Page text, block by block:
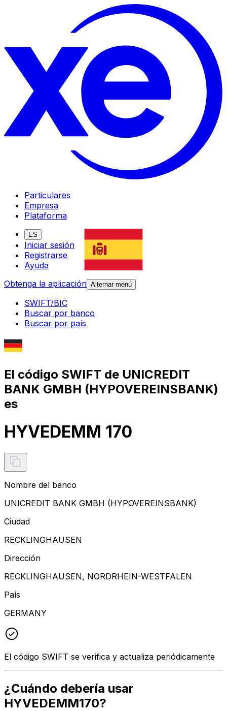
Particulares
Empresa
Plataforma
ES
Iniciar sesión
Registrarse
Ayuda
Obtenga la aplicación Alternar menú
SWIFT/BIC
Buscar por banco
Buscar por país
El código SWIFT de UNICREDIT
BANK GMBH (HYPOVEREINSBANK)
es
HYVEDEMM 170
Nombre del banco
UNICREDIT BANK GMBH (HYPOVEREINSBANK)
Ciudad
RECKLINGHAUSEN
Dirección
RECKLINGHAUSEN, NORDRHEIN-WESTFALEN
País
GERMANY
El código SWIFT se verifica y actualiza periódicamente
¿Cuándo debería usar
HYVEDEMM170?